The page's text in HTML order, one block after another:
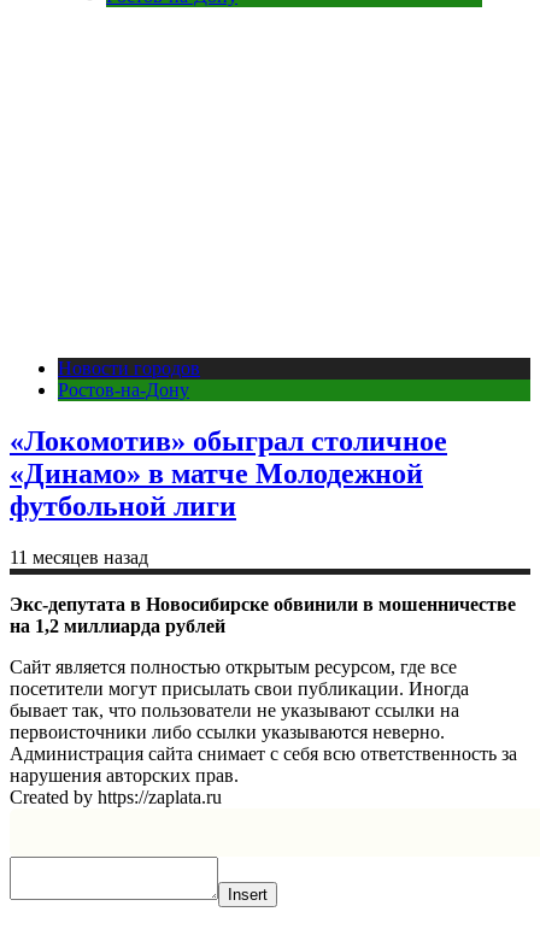
Новости городов
Ростов-на-Дону
«Локомотив» обыграл столичное
«Динамо» в матче Молодежной
футбольной лиги
11 месяцев назад
Экс-депутата в Новосибирске обвинили в мошенничестве
на 1,2 миллиарда рублей
Сайт является полностью открытым ресурсом, где все
посетители могут присылать свои публикации. Иногда
бывает так, что пользователи не указывают ссылки на
первоисточники либо ссылки указываются неверно.
Администрация сайта снимает с себя всю ответственность за
нарушения авторских прав.
Created by https://zaplata.ru
Insert